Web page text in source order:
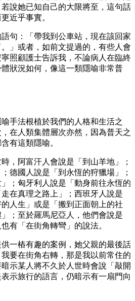
說她已知自己的大限將至，這句話
近乎事實。
句：「帶我到公車站，現在該回家
」或者，如前文提過的，有些人會
照顧護士告訴我，不論病人在臨終
狀況如何，像這一類隱喻非常普
手法根植於我們的人格和生活之
在人類集體層次亦然，因為普天之
有這類隱喻。
，阿富汗人會說是「到山羊地」；
德國人說是「到永恆的狩獵場」；
；匈牙利人說是「動身前往永恆的
在真理之路上」；西班牙人說是
的人生」或是「搬到正面朝上的社
；至於羅馬尼亞人，他們會說是
有「在街角轉彎」的說法。
一樁有趣的案例，她父親的最後話
要在街角右轉，那是我以前常住的
示某人將不久於人世時會說「敲開
示旅行的語言，仍暗示有一扇門向